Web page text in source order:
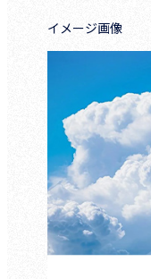
イメージ画像